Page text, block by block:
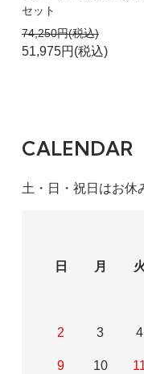
セット
74,250円(税込)
51,975円(税込)
CALENDAR
土・日・祝日はお休
日
月
2 3 4
9 10